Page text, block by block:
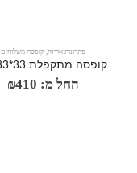
פתרונות אריזה,קופסת משלוחים
קופסה מתקפלת 33*33*10
החל מ: ₪410